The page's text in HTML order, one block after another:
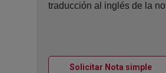
traducción al inglés de la
Solicitar Nota simple